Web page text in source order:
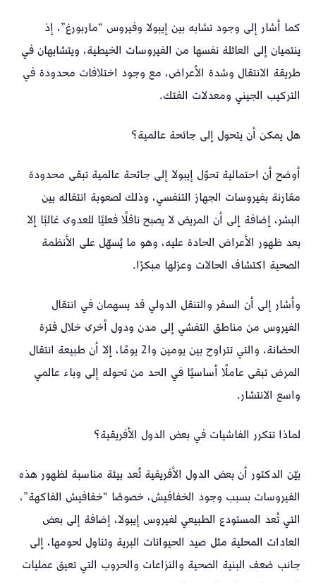
كما أشار إلى وجود تشابه بين إيبولا وفيروس “ماربورغ”، إذ
ينتميان إلى العائلة نفسها من الفيروسات الخيطية، ويتشابهان في
طريقة الانتقال وشدة الأعراض، مع وجود اختلافات محدودة في
التركيب الجيني ومعدلات الفتك.
هل يمكن أن يتحول إلى جائحة عالمية؟
أوضح أن احتمالية تحوّل إيبولا إلى جائحة عالمية تبقى محدودة
مقارنة بفيروسات الجهاز التنفسي، وذلك لصعوبة انتقاله بين
البشر، إضافة إلى أن المريض لا يصبح ناقلًا فعليًا للعدوى غالبًا إلا
بعد ظهور الأعراض الحادة عليه، وهو ما يُسهّل على الأنظمة
الصحية اكتشاف الحالات وعزلها مبكرًا.
وأشار إلى أن السفر والتنقل الدولي قد يسهمان في انتقال
الفيروس من مناطق التفشي إلى مدن ودول أخرى خلال فترة
الحضانة، والتي تتراوح بين يومين و21 يومًا، إلا أن طبيعة انتقال
المرض تبقى عاملًا أساسيًا في الحد من تحوله إلى وباء عالمي
واسع الانتشار.
لماذا تتكرر الفاشيات في بعض الدول الأفريقية؟
بيّن الدكتور أن بعض الدول الأفريقية تُعد بيئة مناسبة لظهور هذه
الفيروسات بسبب وجود الخفافيش، خصوصًا “خفافيش الفاكهة”،
التي تُعد المستودع الطبيعي لفيروس إيبولا، إضافة إلى بعض
العادات المحلية مثل صيد الحيوانات البرية وتناول لحومها، إلى
جانب ضعف البنية الصحية والنزاعات والحروب التي تعيق عمليات